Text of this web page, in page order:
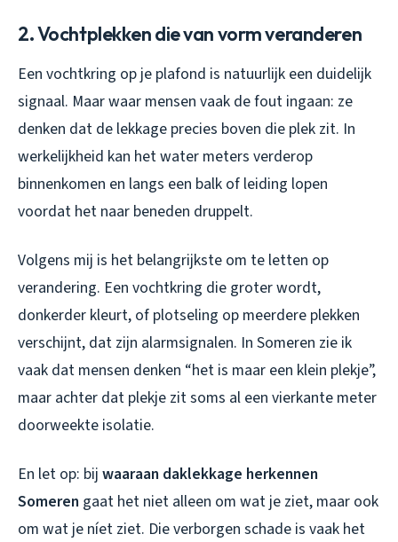
2. Vochtplekken die van vorm veranderen
Een vochtkring op je plafond is natuurlijk een duidelijk
signaal. Maar waar mensen vaak de fout ingaan: ze
denken dat de lekkage precies boven die plek zit. In
werkelijkheid kan het water meters verderop
binnenkomen en langs een balk of leiding lopen
voordat het naar beneden druppelt.
Volgens mij is het belangrijkste om te letten op
verandering. Een vochtkring die groter wordt,
donkerder kleurt, of plotseling op meerdere plekken
verschijnt, dat zijn alarmsignalen. In Someren zie ik
vaak dat mensen denken “het is maar een klein plekje”,
maar achter dat plekje zit soms al een vierkante meter
doorweekte isolatie.
En let op: bij waaraan daklekkage herkennen
Someren gaat het niet alleen om wat je ziet, maar ook
om wat je níet ziet. Die verborgen schade is vaak het